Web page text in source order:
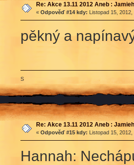
Re: Akce 13.11 2012 Aneb :
« Odpověď #14 kdy: Listopad 15,
pěkný a
S
Re: Akce 13.11 2012 Aneb :
« Odpověď #15 kdy: Listopad 15,
Hannah: